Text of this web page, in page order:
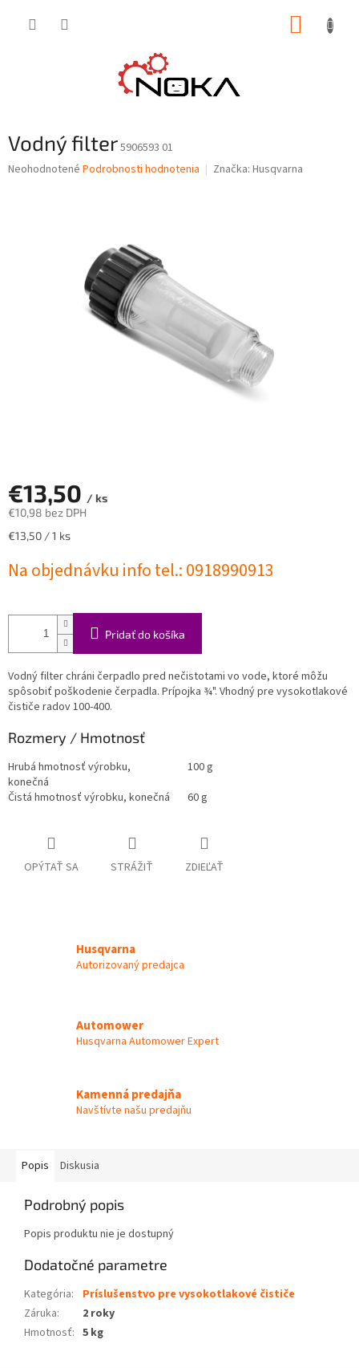
Vodný filter5906593 01
Priemerné
Neohodnotené Podrobnosti hodnotenia Značka: Husqvarna
€13,50 / ks
€10,98 bez DPH
Jednotková
€13,50 / 1 ks
Na objednávku info tel.: 0918990913
Pridať do košíka
Vodný filter chráni čerpadlo pred nečistotami vo vode, ktoré môžu
spôsobiť poškodenie čerpadla. Prípojka ¾". Vhodný pre vysokotlakové
čističe radov 100-400.
Rozmery / Hmotnosť
Hrubá hmotnosť výrobku,
konečná
100 g
Čistá hmotnosť výrobku, konečná
60 g
OPÝTAŤ SA STRÁŽIŤ ZDIEĽAŤ
Husqvarna
Autorizovaný predajca
Automower
Husqvarna Automower Expert
Kamenná predajňa
Navštívte našu predajňu
Popis Diskusia
Podrobný popis
Popis produktu nie je dostupný
Dodatočné parametre
Kategória:
Príslušenstvo pre vysokotlakové čističe
Záruka:
2 roky
Hmotnosť: 5 kg